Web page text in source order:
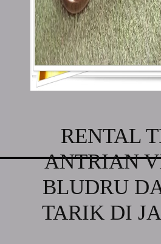
RENTAL
ANTRIAN
BLUDRU
TARIK DI